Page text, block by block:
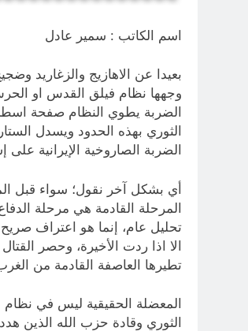
اسم الكاتب : سمير عادل
بعيدا عن الاهازيج والزغاريد
وجهها نظام فيلق القدس او
الضربة يطوي النظام صفحة
الثوري بهذه الحدود ويسدل
الضربة الصاروخية الإيرانية
أي بشكل آخر نقول؛ سواء قبل
المرحلة القادمة هي مرحلة
تحليل عام، إنما هو اعتراف
الا اذا ردت الأخيرة، وحصر
تطيرها العاصفة القادمة من
المعضلة الحقيقية ليس في نظام
الثوري وقادة حزب الله الذين